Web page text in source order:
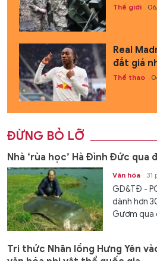
Thế giới
Real
đắt giá
Thể thao
ĐỪNG BỎ LỠ
Nhà ‘rùa học’ Hà Đình Đức qua
Văn hóa 31
GD&TĐ -
dành hơn
Gươm qua
Tri thức Nhãn lồng Hưng Yên